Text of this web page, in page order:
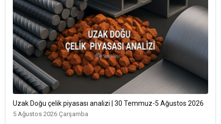
Uzak Doğu çelik piyasası analizi | 30 Temmuz-5 Ağustos 2026
5 Ağustos 2026 Çarşamba